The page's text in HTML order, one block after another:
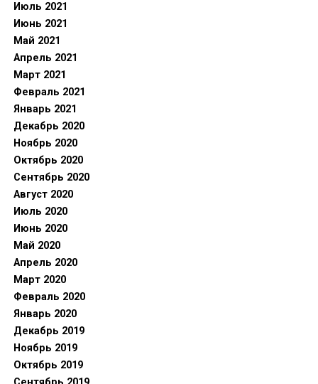
Июль 2021
Июнь 2021
Май 2021
Апрель 2021
Март 2021
Февраль 2021
Январь 2021
Декабрь 2020
Ноябрь 2020
Октябрь 2020
Сентябрь 2020
Август 2020
Июль 2020
Июнь 2020
Май 2020
Апрель 2020
Март 2020
Февраль 2020
Январь 2020
Декабрь 2019
Ноябрь 2019
Октябрь 2019